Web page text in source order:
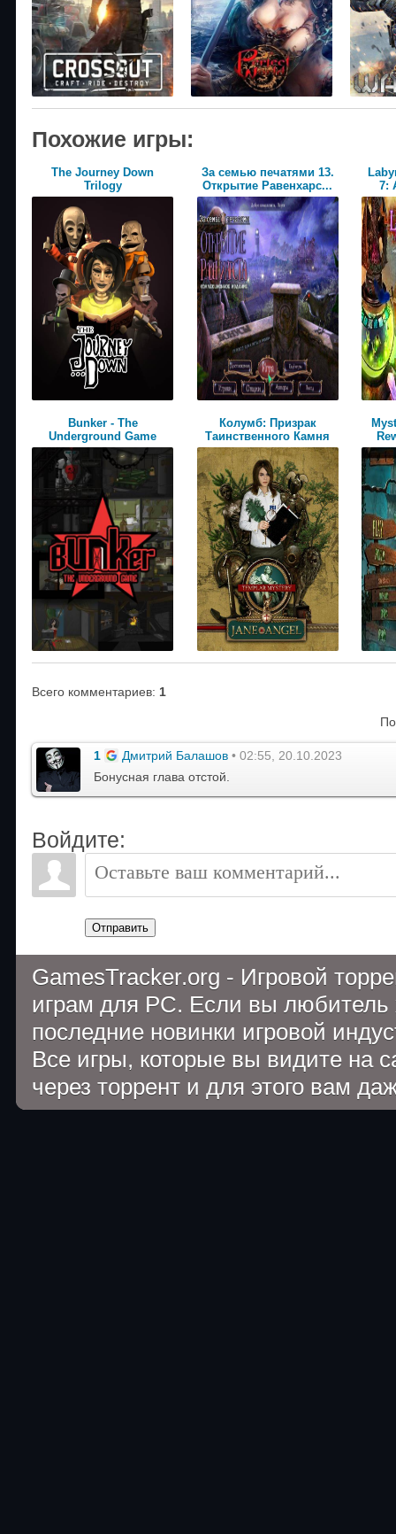
Похожие игры:
The Journey Down
Trilogy
За семью печатями 13.
Открытие Равенхарс...
7:
Bunker - The
Underground Game
Колумб: Призрак
Таинственного Камня
Всего комментариев: 1
1 Дмитрий Балашов • 02:55, 20.10.2023
Бонусная глава отстой.
Войдите:
Отправить
GamesTracker.org - Игровой
играм для PC. Если вы
последние новинки игровой
Все игры, которые вы видите на
через торрент и для этого вам